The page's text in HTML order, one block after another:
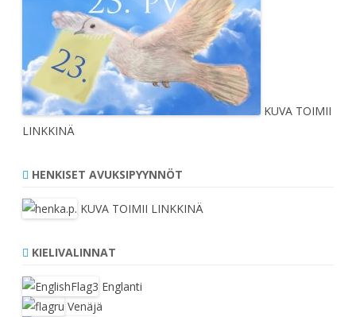
KUVA TOIMII
LINKKINÄ
HENKISET AVUKSIPYYNNÖT
KUVA TOIMII LINKKINÄ
KIELIVALINNAT
Englanti
Venäjä